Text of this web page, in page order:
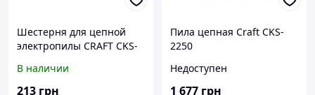
Шестерня для цепной
электропилы CRAFT CKS-
В наличии
213 грн
Пила цепная Craft CKS-
2250
Недоступен
1 677 грн